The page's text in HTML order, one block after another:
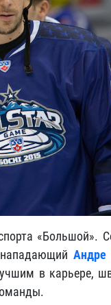
«Большой».
Андре
в карьере,